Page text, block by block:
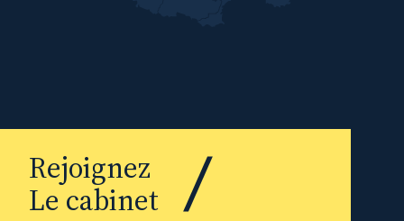
Rejoignez
Le cabinet